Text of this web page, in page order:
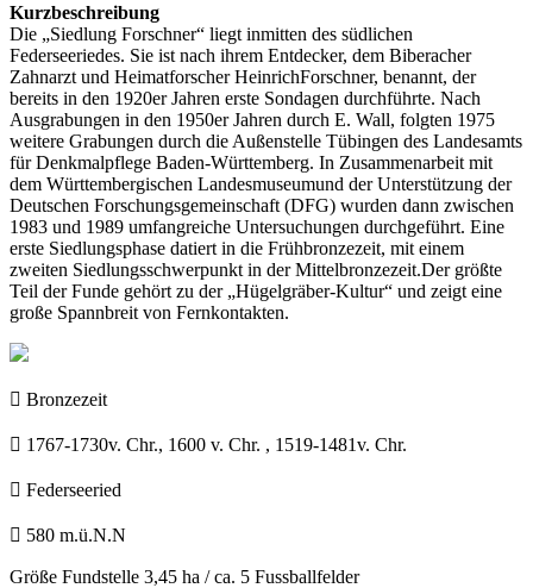
Kurzbeschreibung
Die „Siedlung Forschner“ liegt inmitten des südlichen
Federseeriedes. Sie ist nach ihrem Entdecker, dem Biberacher
Zahnarzt und Heimatforscher HeinrichForschner, benannt, der
bereits in den 1920er Jahren erste Sondagen durchführte. Nach
Ausgrabungen in den 1950er Jahren durch E. Wall, folgten 1975
weitere Grabungen durch die Außenstelle Tübingen des Landesamts
für Denkmalpflege Baden-Württemberg. In Zusammenarbeit mit
dem Württembergischen Landesmuseumund der Unterstützung der
Deutschen Forschungsgemeinschaft (DFG) wurden dann zwischen
1983 und 1989 umfangreiche Untersuchungen durchgeführt. Eine
erste Siedlungsphase datiert in die Frühbronzezeit, mit einem
zweiten Siedlungsschwerpunkt in der Mittelbronzezeit.Der größte
Teil der Funde gehört zu der „Hügelgräber-Kultur“ und zeigt eine
große Spannbreit von Fernkontakten.
 Bronzezeit
 1767-1730v. Chr., 1600 v. Chr. , 1519-1481v. Chr.
 Federseeried
 580 m.ü.N.N
Größe Fundstelle 3,45 ha / ca. 5 Fussballfelder